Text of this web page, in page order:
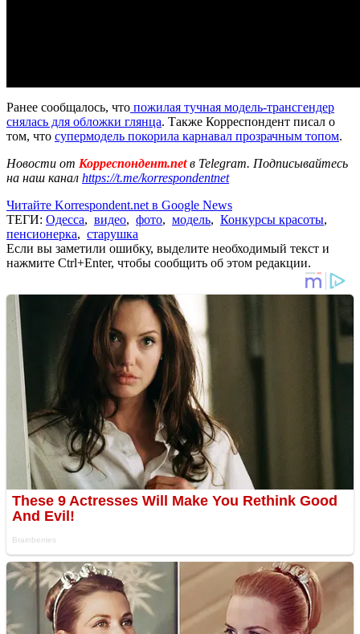
Ранее сообщалось, что пожилая тучная модель-трансгендер
снялась для обложки глянца. Также Корреспондент писал о
том, что супермодель покорила карнавал прозрачным топом.
Новости от Корреспондент.netв Telegram. Подписывайтесь
на наш канал https://t.me/korrespondentnet
Читайте Korrespondent.net в Google News
ТЕГИ: Одесса, видео, фото, модель, Конкурсы красоты,
пенсионерка, старушка
Если вы заметили ошибку, выделите необходимый текст и
нажмите Ctrl+Enter, чтобы сообщить об этом редакции.